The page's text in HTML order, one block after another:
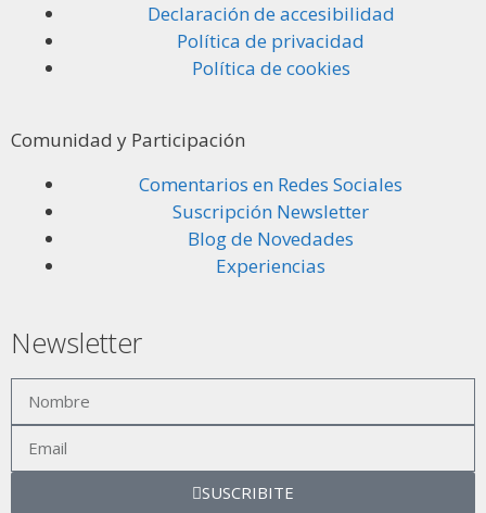
Declaración de accesibilidad
Política de privacidad
Política de cookies
Comunidad y Participación
Comentarios en Redes Sociales
Suscripción Newsletter
Blog de Novedades
Experiencias
Newsletter
SUSCRIBITE